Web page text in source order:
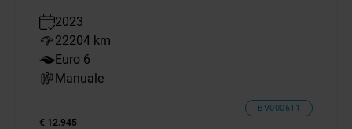
2023
22204 km
Euro 6
Manuale
BV000611
€ 12.945